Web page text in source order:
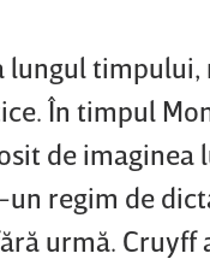
În timpul
de imaginea
regim de
urmă. Cruyff